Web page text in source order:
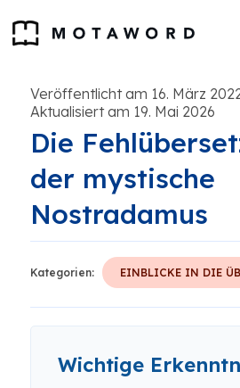
Veröffentlicht am 16. März
Aktualisiert am 19. Mai 2026
Die
der mystische
Nostradamus
Kategorien: EINBLICKE IN DIE
Wichtige